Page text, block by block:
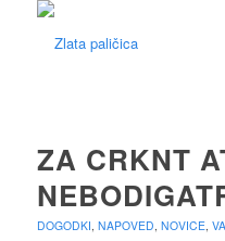
ZA CRKNT
DOGODKI, NAPOVED, NOVICE,